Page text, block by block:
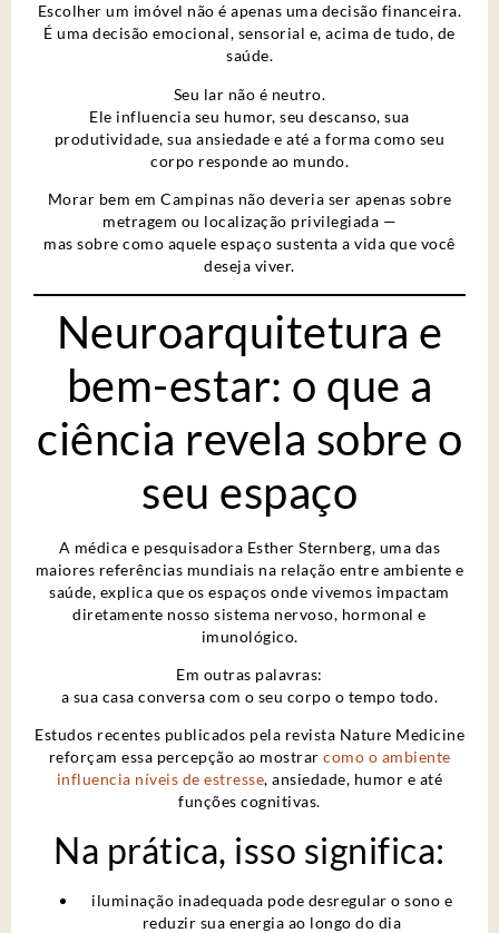
Escolher um imóvel não é apenas uma decisão financeira.
É uma decisão emocional, sensorial e, acima de tudo, de
saúde.
Seu lar não é neutro.
Ele influencia seu humor, seu descanso, sua
produtividade, sua ansiedade e até a forma como seu
corpo responde ao mundo.
Morar bem em Campinas não deveria ser apenas sobre
metragem ou localização privilegiada —
mas sobre como aquele espaço sustenta a vida que você
deseja viver.
Neuroarquitetura e
bem-estar: o que a
ciência revela sobre o
seu espaço
A médica e pesquisadora Esther Sternberg, uma das
maiores referências mundiais na relação entre ambiente e
saúde, explica que os espaços onde vivemos impactam
diretamente nosso sistema nervoso, hormonal e
imunológico.
Em outras palavras:
a sua casa conversa com o seu corpo o tempo todo.
Estudos recentes publicados pela revista Nature Medicine
reforçam essa percepção ao mostrar como o ambiente
influencia níveis de estresse, ansiedade, humor e até
funções cognitivas.
Na prática, isso significa:
iluminação inadequada pode desregular o sono e
reduzir sua energia ao longo do dia